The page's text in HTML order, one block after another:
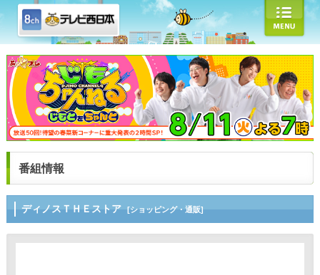
番組情報
ディノスＴＨＥストア [ショッピング・通販]